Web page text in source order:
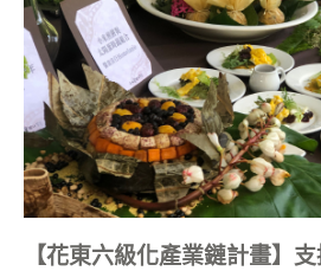
【花東六級化產業鏈計畫】